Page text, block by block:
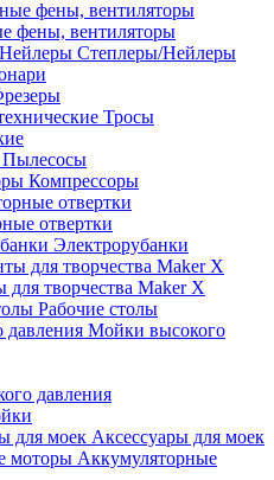
фены, вентиляторы
Степлеры/Нейлеры
Тросы
Пылесосы
Компрессоры
отвертки
Электрорубанки
творчества Maker X
Рабочие столы
Мойки высокого
давления
Аксессуары для моек
Аккумуляторные